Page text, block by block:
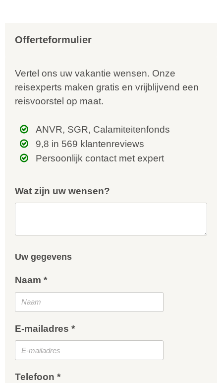
Offerteformulier
Vertel ons uw vakantie wensen. Onze
reisexperts maken gratis en vrijblijvend een
reisvoorstel op maat.
ANVR, SGR, Calamiteitenfonds
9,8 in 569 klantenreviews
Persoonlijk contact met expert
Wat zijn uw wensen?
Uw gegevens
Naam *
E-mailadres *
Telefoon *